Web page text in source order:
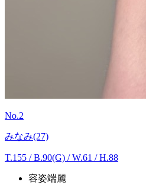
No.2
みなみ(27)
T.155 /B.90(G) / W.61 / H.88
容姿端麗